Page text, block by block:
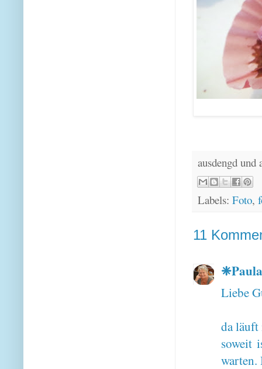
ausdengd
Labels: Foto,
11
Liebe
da läuft
soweit
warten.